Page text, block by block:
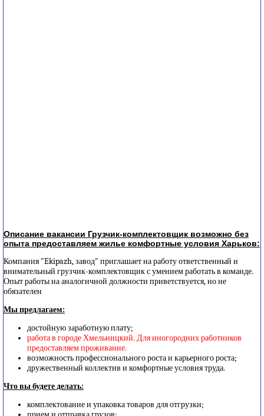
Описание вакансии Грузчик-комплектовщик возможно без
опыта предоставляем жилье комфортные условия Харьков:
Компания "Ekipazh, завод" приглашает на работу ответственный и
внимательный грузчик-комплектовщик с умением работать в команде.
Опыт работы на аналогичной должности приветствуется, но не
обязателен
Мы предлагаем:
достойную заработную плату;
работа в городе Хмельницкий. Для иногородних работников
предоставляем проживание.
возможность профессионального роста и карьерного роста;
дружественный коллектив и комфортные условия труда.
Что вы будете делать:
комплектование и упаковка товаров для отгрузки;